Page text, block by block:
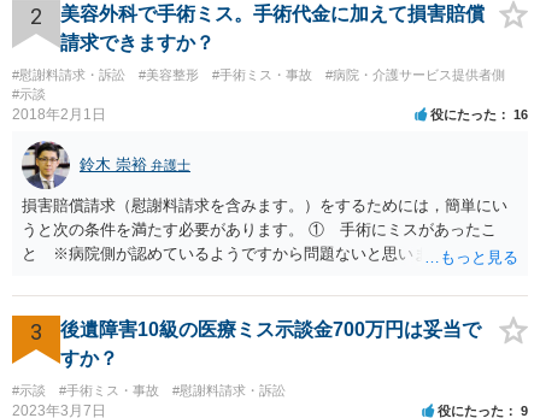
2
美容外科で手術ミス。手術代金に加えて損害賠償
請求できますか？
#慰謝料請求・訴訟 #美容整形 #手術ミス・事故
#病院・介護サービス提供者側
#示談
2018年2月1日 役にたった 16
鈴木 崇裕 弁護士
損害賠償請求（慰謝料請求を含みます。）をするためには，簡単にい
うと次の条件を満たす必要があります。 ① 手術にミスがあったこ
と ※病院側が認めているようですから問題ないと思います。 ② 手
術のミスの「せいで」マスクが外せなくなったこと ④ 仕事を休まな
ければならなくなった「せいで」休業損害が発生したこと ⑤ マスク
を外せなくなった「せいで」経済的に評価できる精神的な損害が発生
したこと 「せいで」と強調した点が，内藤先生のご指摘なさる「相当
因果関係」です。 手術のミスと関係のないことまでは責任追及ができ
3
後遺障害10級の医療ミス示談金700万円は妥当で
すか？
#示談 #手術ミス・事故 #慰謝料請求・訴訟
2023年3月7日 役にたった 9